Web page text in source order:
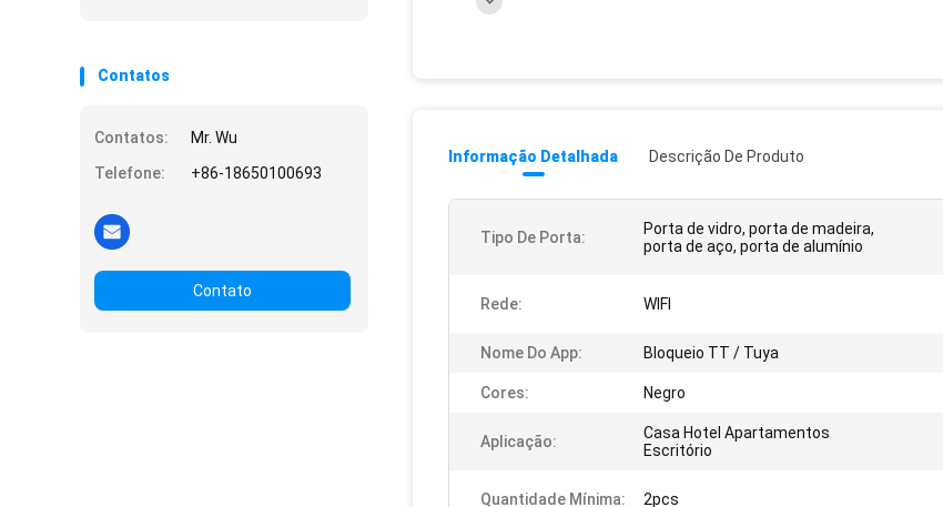
Contatos
Contatos:
Mr. Wu
Telefone:
+86-18650100693
Contato
Informação Detalhada Descrição De Produto
Tipo De Porta:
Porta de vidro, porta de madeira,
porta de aço, porta de alumínio
Rede: WIFI
Nome Do App: Bloqueio TT / Tuya
Cores: Negro
Aplicação:
Casa Hotel Apartamentos
Escritório
Quantidade Mínima: 2pcs